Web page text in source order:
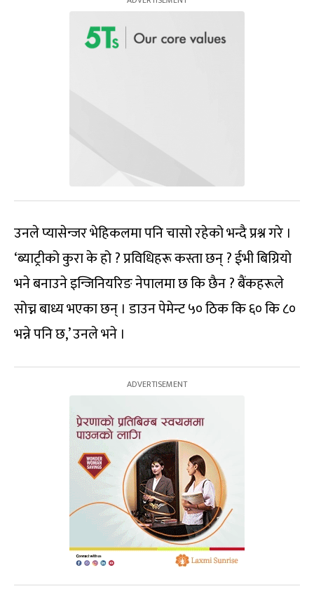
उनले प्यासेन्जर भेहिकलमा पनि चासो रहेको भन्दै प्रश्न गरे ।
‘ब्याट्रीको कुरा के हो ? प्रविधिहरू कस्ता छन् ? ईभी बिग्रियो
भने बनाउने इन्जिनियरिङ नेपालमा छ कि छैन ? बैंकहरूले
सोच्न बाध्य भएका छन् । डाउन पेमेन्ट ५० ठिक कि ६० कि ८०
भन्ने पनि छ,’ उनले भने ।